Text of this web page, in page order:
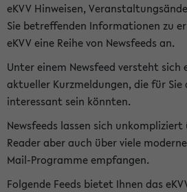
eKVV Hinweisen,
Sie betreffenden Informationen zu
eKVV eine Reihe von Newsfeeds an.
Unter einem Newsfeed versteht sich
aktueller Kurzmeldungen, die für Sie
interessant sein könnten.
Newsfeeds lassen sich unkompliziert
Reader aber auch über viele
Mail-Programme empfangen.
Folgende Feeds bietet Ihnen das